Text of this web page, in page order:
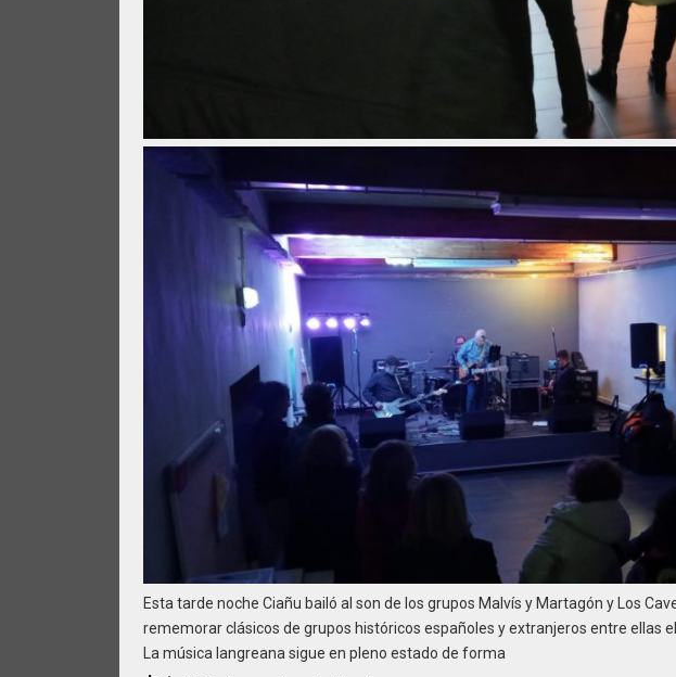
Esta tarde noche Ciañu bailó al son de los grupos Malvís y Martagón y Los
rememorar clásicos de grupos históricos españoles y extranjeros entre ellas
La música langreana sigue en pleno estado de forma